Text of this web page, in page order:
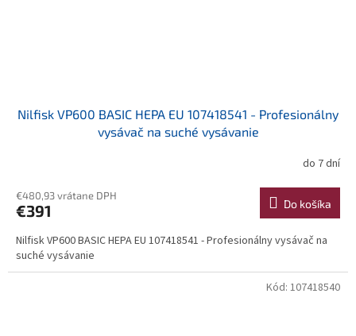
Nilfisk VP600 BASIC HEPA EU 107418541 - Profesionálny
vysávač na suché vysávanie
do 7 dní
€480,93 vrátane DPH
€391 Do košíka
Nilfisk VP600 BASIC HEPA EU 107418541 - Profesionálny vysávač na
suché vysávanie
Kód: 107418540